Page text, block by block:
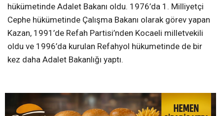
hükümetinde Adalet Bakanı oldu. 1976’da 1. Milliyetçi
Cephe hükümetinde Çalışma Bakanı olarak görev yapan
Kazan, 1991’de Refah Partisi’nden Kocaeli milletvekili
oldu ve 1996’da kurulan Refahyol hükumetinde de bir
kez daha Adalet Bakanlığı yaptı.